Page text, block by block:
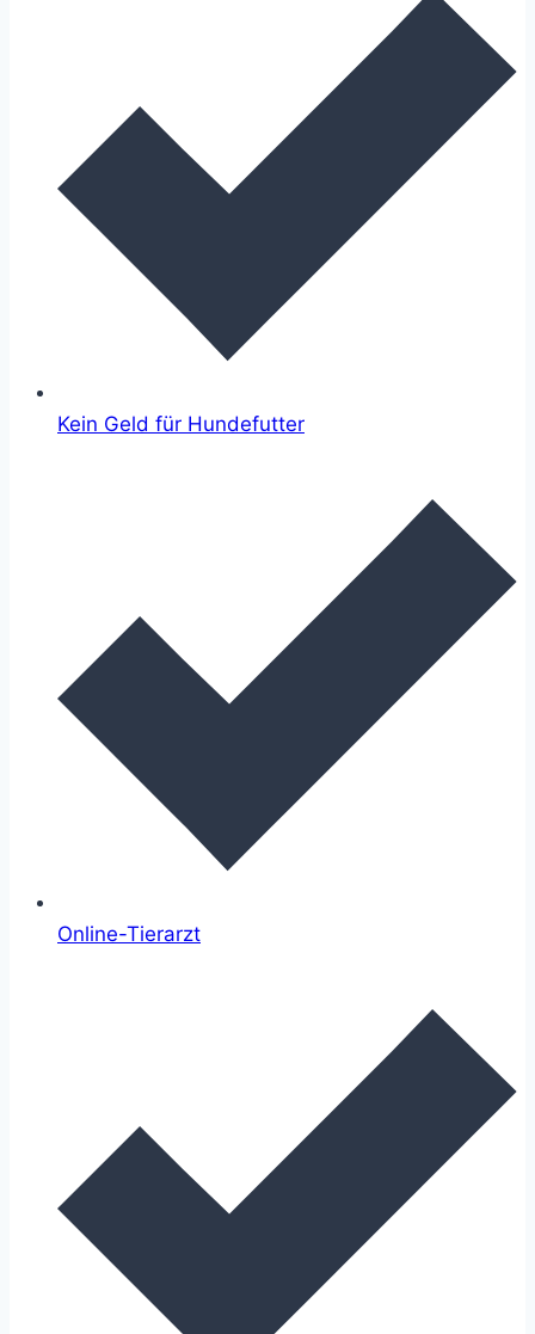
Kein Geld für Hundefutter
Online-Tierarzt